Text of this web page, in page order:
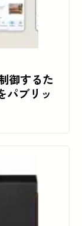
御するた
パブリッ